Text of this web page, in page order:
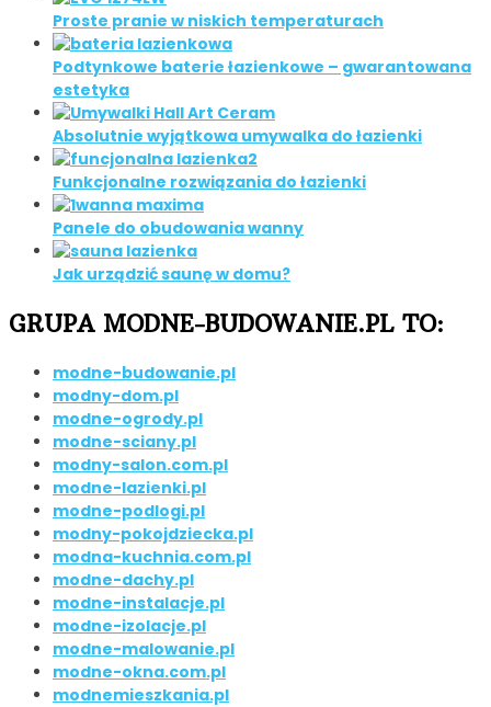
Proste pranie w niskich temperaturach
Podtynkowe baterie łazienkowe – gwarantowana
estetyka
Absolutnie wyjątkowa umywalka do łazienki
Funkcjonalne rozwiązania do łazienki
Panele do obudowania wanny
Jak urządzić saunę w domu?
GRUPA MODNE-BUDOWANIE.PL TO:
modne-budowanie.pl
modny-dom.pl
modne-ogrody.pl
modne-sciany.pl
modny-salon.com.pl
modne-lazienki.pl
modne-podlogi.pl
modny-pokojdziecka.pl
modna-kuchnia.com.pl
modne-dachy.pl
modne-instalacje.pl
modne-izolacje.pl
modne-malowanie.pl
modne-okna.com.pl
modnemieszkania.pl